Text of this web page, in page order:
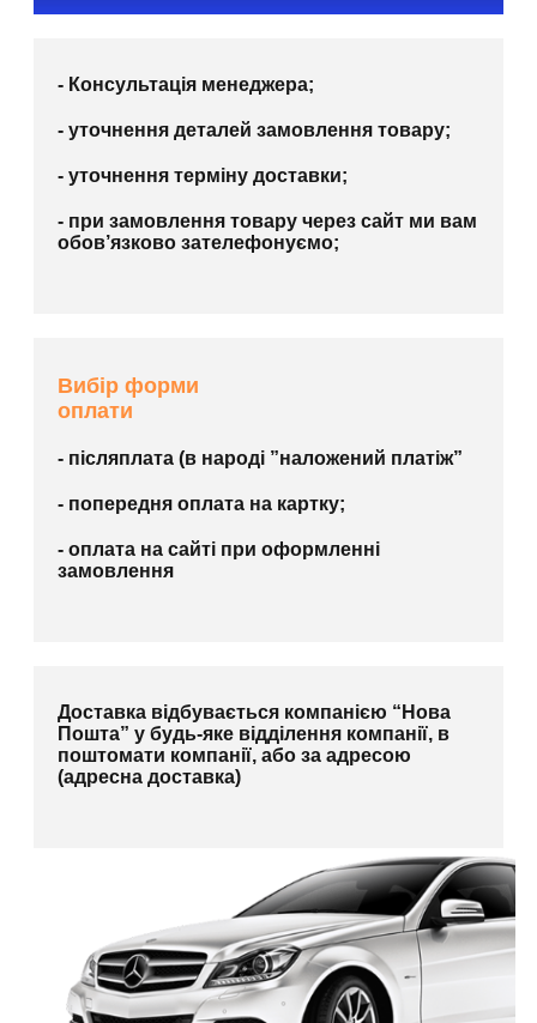
- Консультація менеджера;
- уточнення деталей замовлення товару;
- уточнення терміну доставки;
- при замовлення товару через сайт ми вам
обов’язково зателефонуємо;
Вибір форми
оплати
- післяплата (в народі ”наложений платіж”
- попередня оплата на картку;
- оплата на сайті при оформленні
замовлення
Доставка відбувається компанією “Нова
Пошта” у будь-яке відділення компанії, в
поштомати компанії, або за адресою
(адресна доставка)